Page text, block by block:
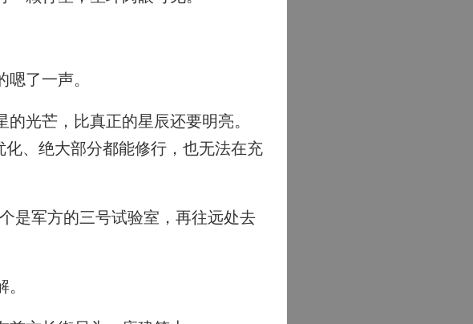
了一声。
光芒，比真正的星辰还要明亮。
、绝大部分都能修行，也无法在充
是军方的三号试验室，再往远处去